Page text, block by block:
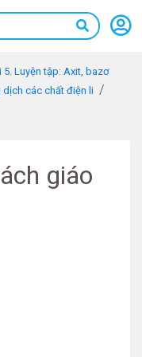
5. Luyện tập: Axit, bazơ
dịch các chất điện li
giáo